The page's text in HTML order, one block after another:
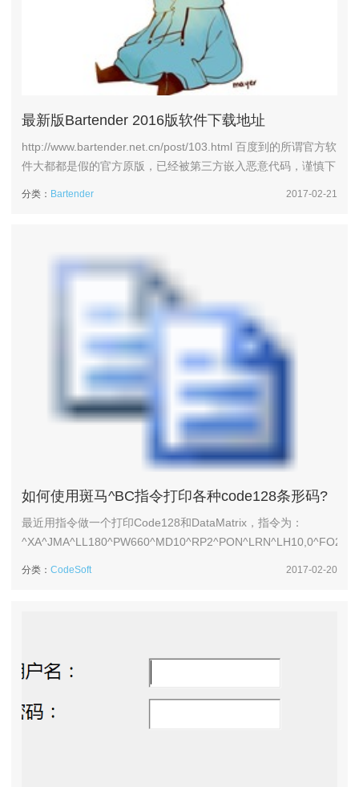
最新版Bartender 2016版软件下载地址
http://www.bartender.net.cn/post/103.html 百度到的所谓官方软
件大都都是假的官方原版，已经被第三方嵌入恶意代码，谨慎下
分类： Bartender 2017-02-21
如何使用斑马^BC指令打印各种code128条形码?
最近用指令做一个打印Code128和DataMatrix，指令为：
分类：CodeSoft 2017-02-20